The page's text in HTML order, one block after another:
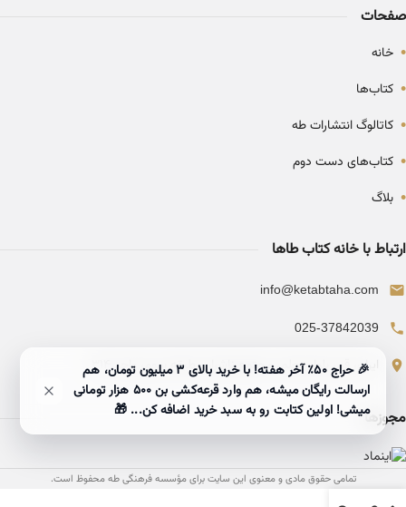
صفحات
• خانه
• کتاب‌ها
• کاتالوگ انتشارات طه
• کتاب‌های دست دوم
• بلاگ
ارتباط با خانه کتاب طاها
info@ketabtaha.com
025-37842039
ایران، قم، بلوار معلم، مجتمع ناشران، طبقه سوم، واحد ۳۱۴
مجوزها
تمامی حقوق مادی و معنوی این سایت برای مؤسسه فرهنگی طه محفوظ است.
🎉 حراج ۵۰٪ آخر هفته! با خرید بالای 3 میلیون تومان، هم
ارسالت رایگان میشه، هم وارد قرعه‌کشی بن ۵۰۰ هزار تومانی
میشی! اولین کتابت رو به سبد خرید اضافه کن... 🎁